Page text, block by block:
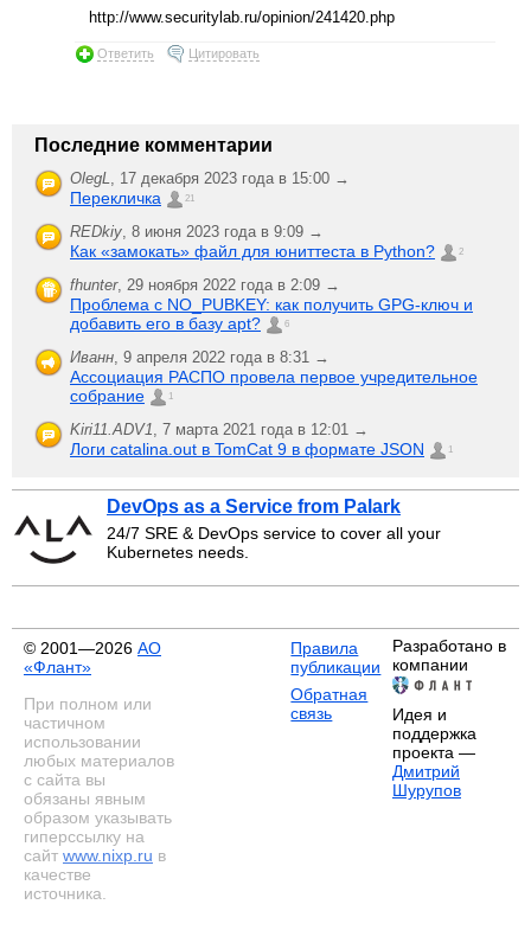
http://www.securitylab.ru/opinion/241420.php
Ответить Цитировать
Последние комментарии
OlegL, 17 декабря 2023 года в 15:00 →
Перекличка 21
REDkiy, 8 июня 2023 года в 9:09 →
Как «замокать» файл для юниттеста в Python? 2
fhunter, 29 ноября 2022 года в 2:09 →
Проблема с NO_PUBKEY: как получить GPG-ключ и
добавить его в базу apt?
6
Иванн, 9 апреля 2022 года в 8:31 →
Ассоциация РАСПО провела первое учредительное
собрание
1
Kiri11.ADV1, 7 марта 2021 года в 12:01 →
Логи catalina.out в TomCat 9 в формате JSON 1
DevOps as a Service from Palark
24/7 SRE & DevOps service to cover all your
Kubernetes needs.
© 2001—2026 АО
«Флант»
При полном или
частичном
использовании
любых материалов
с сайта вы
обязаны явным
образом указывать
гиперссылку на
сайт www.nixp.ru в
качестве
источника.
Правила
публикации
Обратная
связь
Разработано в
компании
Идея и
поддержка
проекта —
Дмитрий
Шурупов